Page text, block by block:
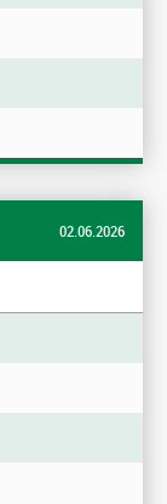
02.06.2026